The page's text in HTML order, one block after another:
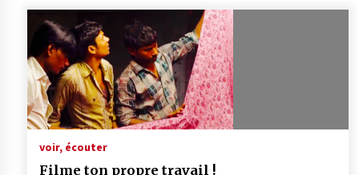
voir, écouter
Filme ton propre travail !